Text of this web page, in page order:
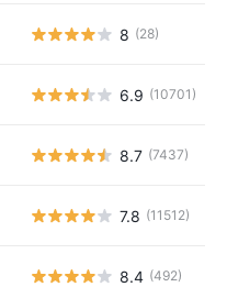
8 (28)
6.9 (10701)
8.7 (7437)
7.8 (11512)
8.4 (492)